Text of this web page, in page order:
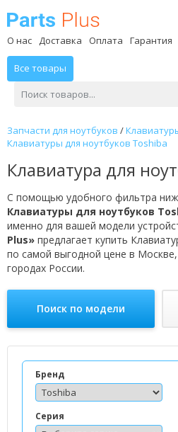
О нас Доставка Оплата Гарантия
Все товары
Запчасти для ноутбуков /
Клавиатуры для ноутбуков Toshiba
Клавиатура для
С помощью удобного фильтра
Клавиатуры для ноутбуков
именно для вашей модели
Plus» предлагает купить
по самой выгодной цене в
городах России.
Поиск по модели
Бренд
Серия